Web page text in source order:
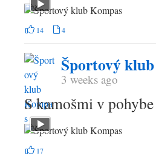
14 4
Športový
3 weeks ago
S kamošmi v
17